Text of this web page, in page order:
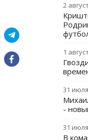
2
1
31
-
31
В